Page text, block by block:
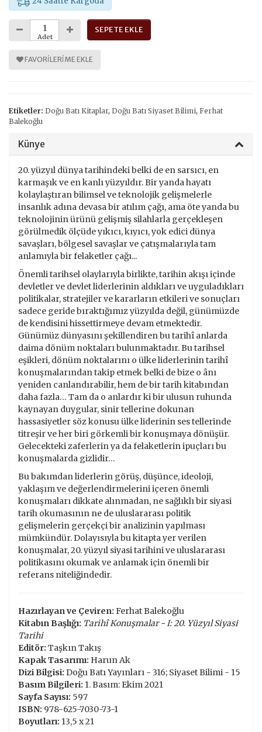
Adet
SEPETE EKLE
FAVORILERIME EKLE
Etiketler: Doğu Batı Kitaplar, Doğu Batı Siyaset Bilimi, Ferhat
Balekoğlu
Künye
20. yüzyıl dünya tarihindeki belki de en sarsıcı, en
karmaşık ve en kanlı yüzyıldır. Bir yanda hayatı
kolaylaştıran bilimsel ve teknolojik gelişmelerle
insanlık adına devasa bir atılım çağı, ama öte yanda bu
teknolojinin ürünü gelişmiş silahlarla gerçekleşen
görülmedik ölçüde yıkıcı, kıyıcı, yok edici dünya
savaşları, bölgesel savaşlar ve çatışmalarıyla tam
anlamıyla bir felaketler çağı...
Önemli tarihsel olaylarıyla birlikte, tarihin akışı içinde
devletler ve devlet liderlerinin aldıkları ve uyguladıkları
politikalar, stratejiler ve kararların etkileri ve sonuçları
sadece geride bıraktığımız yüzyılda değil, günümüzde
de kendisini hissettirmeye devam etmektedir.
Günümüz dünyasını şekillendiren bu tarihî anlarda
daima dönüm noktaları bulunmaktadır. Bu tarihsel
eşikleri, dönüm noktalarını o ülke liderlerinin tarihî
konuşmalarından takip etmek belki de bize o ânı
yeniden canlandırabilir, hem de bir tarih kitabından
daha fazla… Tam da o anlardır ki bir ulusun ruhunda
kaynayan duygular, sinir tellerine dokunan
hassasiyetler söz konusu ülke liderinin ses tellerinde
titreşir ve her biri görkemli bir konuşmaya dönüşür.
Gelecekteki zaferlerin ya da felaketlerin ipuçları bu
konuşmalarda gizlidir…
Bu bakımdan liderlerin görüş, düşünce, ideoloji,
yaklaşım ve değerlendirmelerini içeren önemli
konuşmaları dikkate alınmadan, ne sağlıklı bir siyasi
tarih okumasının ne de uluslararası politik
gelişmelerin gerçekçi bir analizinin yapılması
mümkündür. Dolayısıyla bu kitapta yer verilen
konuşmalar, 20. yüzyıl siyasi tarihini ve uluslararası
politikasını okumak ve anlamak için önemli bir
referans niteliğindedir.
Hazırlayan ve Çeviren: Ferhat Balekoğlu
Kitabın Başlığı: Tarihî Konuşmalar - I: 20. Yüzyıl Siyasi
Tarihi
Editör: Taşkın Takış
Kapak Tasarımı: Harun Ak
Dizi Bilgisi: Doğu Batı Yayınları - 316; Siyaset Bilimi - 15
Basım Bilgileri: 1. Basım: Ekim 2021
Sayfa Sayısı: 597
ISBN: 978-625-7030-73-1
Boyutları: 13,5 x 21